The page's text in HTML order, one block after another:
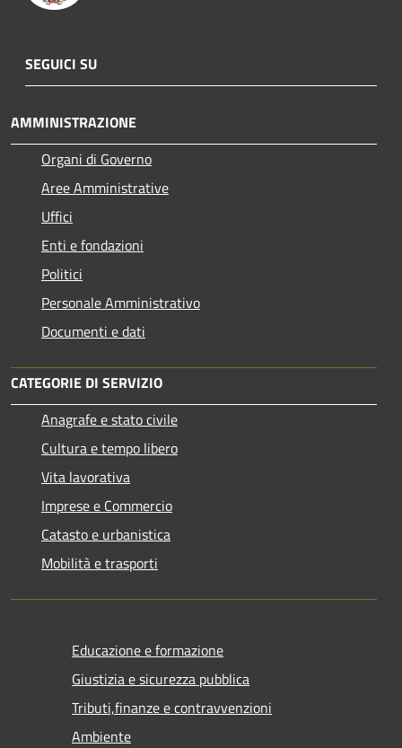
SEGUICI SU
AMMINISTRAZIONE
Organi di Governo
Aree Amministrative
Uffici
Enti e fondazioni
Politici
Personale Amministrativo
Documenti e dati
CATEGORIE DI SERVIZIO
Anagrafe e stato civile
Cultura e tempo libero
Vita lavorativa
Imprese e Commercio
Catasto e urbanistica
Mobilità e trasporti
Educazione e formazione
Giustizia e sicurezza pubblica
Tributi,finanze e contravvenzioni
Ambiente